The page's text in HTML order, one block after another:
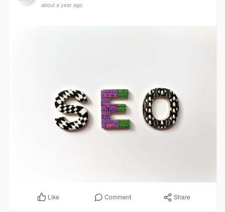
about a year ago
Like Comment Share